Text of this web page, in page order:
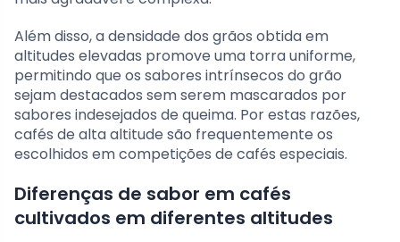
Além disso, a densidade dos grãos obtida em
altitudes elevadas promove uma torra uniforme,
permitindo que os sabores intrínsecos do grão
sejam destacados sem serem mascarados por
sabores indesejados de queima. Por estas razões,
cafés de alta altitude são frequentemente os
escolhidos em competições de cafés especiais.
Diferenças de sabor em cafés
cultivados em diferentes altitudes